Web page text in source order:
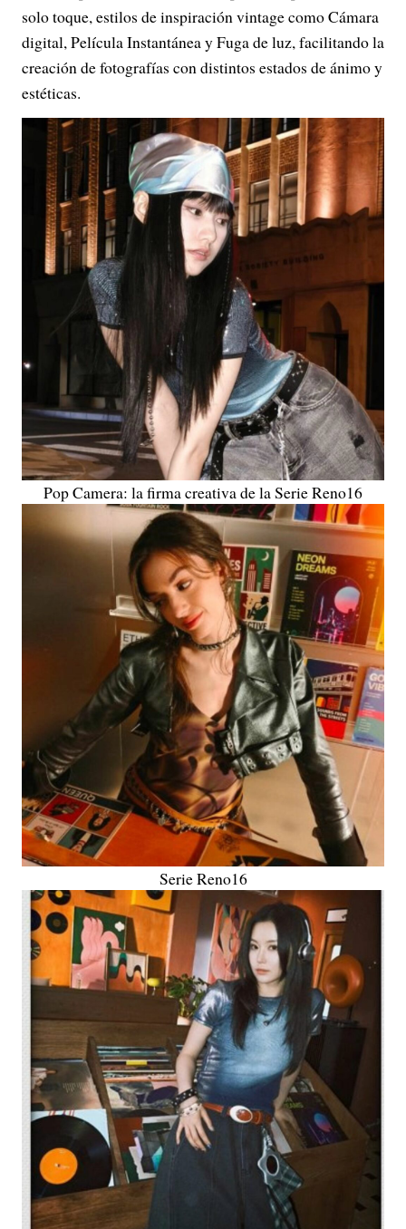
solo toque, estilos de inspiración vintage como Cámara
digital, Película Instantánea y Fuga de luz, facilitando la
creación de fotografías con distintos estados de ánimo y
estéticas.
Pop Camera: la firma creativa de la Serie Reno16
Serie Reno16